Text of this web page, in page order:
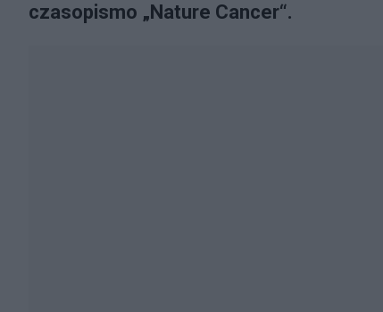
czasopismo „Nature Cancer“.